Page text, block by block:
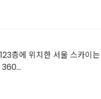
층에 위치한 서울 스카이는